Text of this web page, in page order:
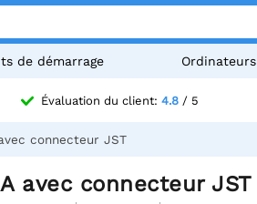
de démarrage Ordinateurs
Évaluation du client: 4.8 / 5
connecteur JST
avec connecteur JST